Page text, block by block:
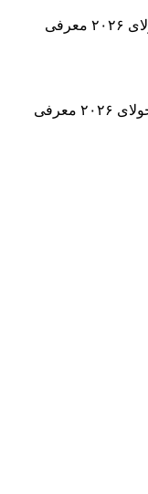
بازی‌های جدید پلی استیشن پلاس در ماه جولای ۲۰۲۶ معرفی
بازی‌های رایگان پلی استیشن پلاس در ماه جولای ۲۰۲۶ معرفی